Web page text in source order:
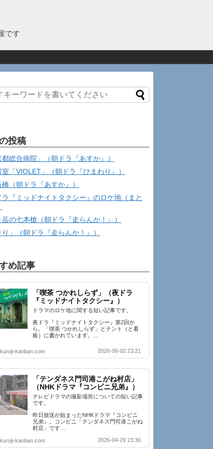
です
投稿
都総合病院」（朝ドラ『あすか』）
室「VIOLET」（朝ドラ『ひまわり』）
（朝ドラ『あすか』）
ラ『ミッドナイトタクシー』のロケ地（まと
岳の七本槍（朝ドラ『走らんか！』）
り」（朝ドラ『走らんか！』）
め記事
「喫茶 つかれしらず」（夜ドラ
『ミッドナイトタクシー』）
ドラマのロケ地に関する短い記事です。
夜ドラ『ミッドナイトタクシー』第2回か
ら。「喫茶 つかれしらず」とテント（と看
板）に書かれています。…
kanban.com 2026-06-02 23:21
「テンダネス門司港こがね村店」
（NHKドラマ『コンビニ兄弟』）
テレビドラマの撮影場所についての短い記事
です。
昨日放送が始まったNHKドラマ『コンビニ
兄弟』。コンビニ「テンダネス門司港こがね
村店」です…
kanban.com 2026-04-29 23:36